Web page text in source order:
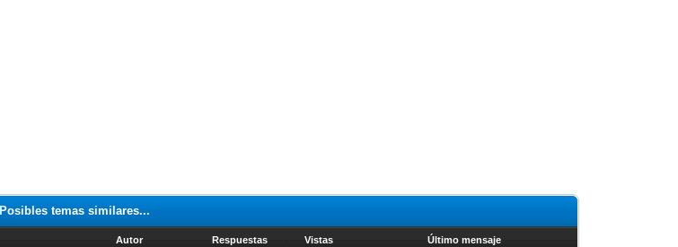
Posibles temas similares...
Autor Respuestas Vistas Último mensaje